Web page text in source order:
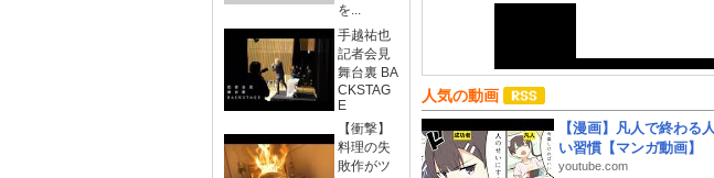
を...
手越祐也
記者会見
舞台裏 BA
CKSTAG
E
【衝撃】
料理の失
敗作がツ
人気の動画
【漫画】凡人で終わる
い習慣【マンガ動画】
youtube.com